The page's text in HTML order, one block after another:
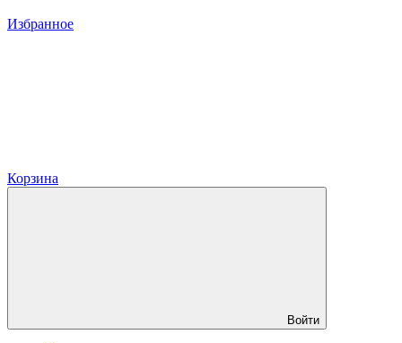
Избранное
Корзина
Войти